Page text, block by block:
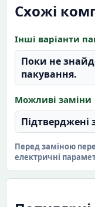
Схожі
Інші варіанти
Поки не
пакування.
Можливі заміни
Підтверджені
Перед заміною
електричні